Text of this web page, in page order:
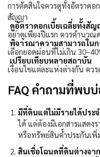
การตัดสินใจควรดูทั้งอัตราดอ
สัญญา
ดูอัตราดอกเบี้ยเฉลี่ยทั้งสั
อย่าดูเพียงปีแรก ควรคำนว
พิจารณาความสามารถใน
เลือกยอดผ่อนที่ไม่เกิน
เปรียบเทียบหลายสถาบัน
เงื่อนไขแต่ละแห่งต่างกัน คว
FAQ คำถามที่พบ
มีที่ดินแต่ไม่มีรายได้ประ
ได้ แต่ต้องมีเอกสารแสดง
หรือทรัพย์สินค้ำประกันเพิ่
สินเชื่อโฉนดที่ดินต่างจา